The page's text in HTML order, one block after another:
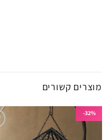
מוצרים קשורים
32%-